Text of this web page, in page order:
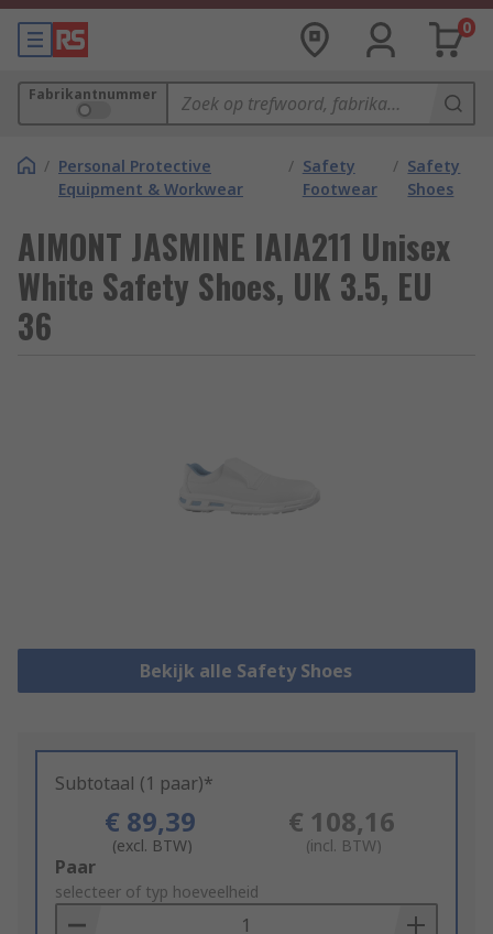
0
Fabrikantnummer
/ Personal Protective
Equipment & Workwear
/ Safety
Footwear
/ Safety
Shoes
AIMONT JASMINE IAIA211 Unisex
White Safety Shoes, UK 3.5, EU
36
Bekijk alle Safety Shoes
Subtotaal (1 paar)*
€ 89,39
(excl. BTW)
€ 108,16
(incl. BTW)
Add
to
Basket
Paar
selecteer of typ hoeveelheid